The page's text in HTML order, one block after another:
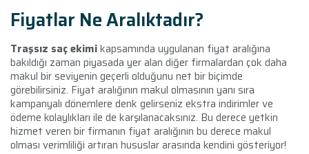
Fiyatlar Ne Aralıktadır?
Traşsız saç ekimikapsamında uygulanan fiyat aralığına
bakıldığı zaman piyasada yer alan diğer firmalardan çok daha
makul bir seviyenin geçerli olduğunu net bir biçimde
görebilirsiniz. Fiyat aralığının makul olmasının yanı sıra
kampanyalı dönemlere denk gelirseniz ekstra indirimler ve
ödeme kolaylıkları ile de karşılanacaksınız. Bu derece yetkin
hizmet veren bir firmanın fiyat aralığının bu derece makul
olması verimliliği artıran hususlar arasında kendini gösteriyor!